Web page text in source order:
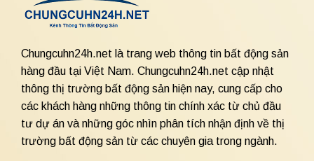
Chungcuhn24h.net là trang web thông tin bất động sản
hàng đầu tại Việt Nam. Chungcuhn24h.net cập nhật
thông thị trường bất động sản hiện nay, cung cấp cho
các khách hàng những thông tin chính xác từ chủ đầu
tư dự án và những góc nhìn phân tích nhận định về thị
trường bất động sản từ các chuyên gia trong ngành.